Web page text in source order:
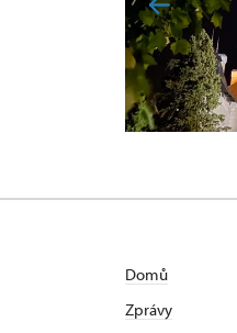
Domů
Zprávy